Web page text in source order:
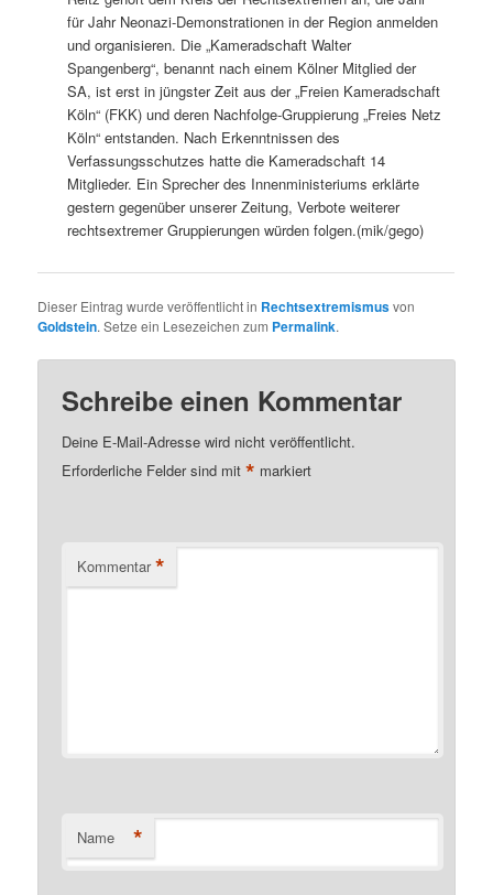
für Jahr Neonazi-Demonstrationen in der Region anmelden
und organisieren. Die „Kameradschaft Walter
Spangenberg“, benannt nach einem Kölner Mitglied der
SA, ist erst in jüngster Zeit aus der „Freien Kameradschaft
Köln“ (FKK) und deren Nachfolge-Gruppierung „Freies Netz
Köln“ entstanden. Nach Erkenntnissen des
Verfassungsschutzes hatte die Kameradschaft 14
Mitglieder. Ein Sprecher des Innenministeriums erklärte
gestern gegenüber unserer Zeitung, Verbote weiterer
rechtsextremer Gruppierungen würden folgen.(mik/gego)
Dieser Eintrag wurde veröffentlicht in Rechtsextremismusvon
Goldstein. Setze ein Lesezeichen zum Permalink.
Schreibe einen Kommentar
Deine E-Mail-Adresse wird nicht veröffentlicht.
Erforderliche Felder sind mit* markiert
Kommentar *
Name *